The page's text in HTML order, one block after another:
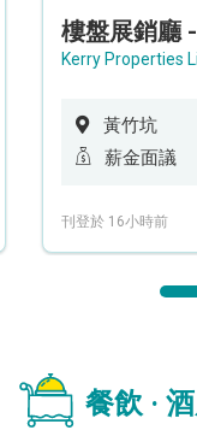
樓盤展銷廳
Kerry Properties
黃竹坑
薪金面議
刊登於 16小時前
餐飲 ·